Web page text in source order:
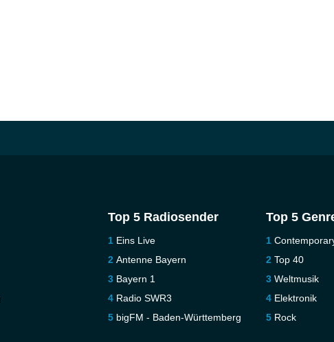
Top 5 Radiosender
Eins Live
Antenne Bayern
Bayern 1
Radio SWR3
bigFM - Baden-Württemberg
Top 5
Top 40
Weltmusik
Elektronik
Rock